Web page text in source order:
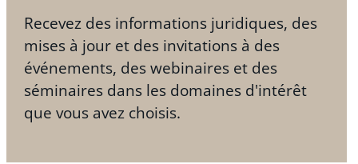
Recevez des informations juridiques, des
mises à jour et des invitations à des
événements, des webinaires et des
séminaires dans les domaines d'intérêt
que vous avez choisis.